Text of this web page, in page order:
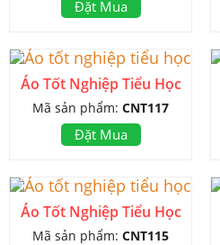
Đặt Mua
Áo Tốt Nghiệp Tiểu Học
Mã sản phẩm: CNT117
Đặt Mua
Áo Tốt Nghiệp Tiểu Học
Mã sản phẩm: CNT115